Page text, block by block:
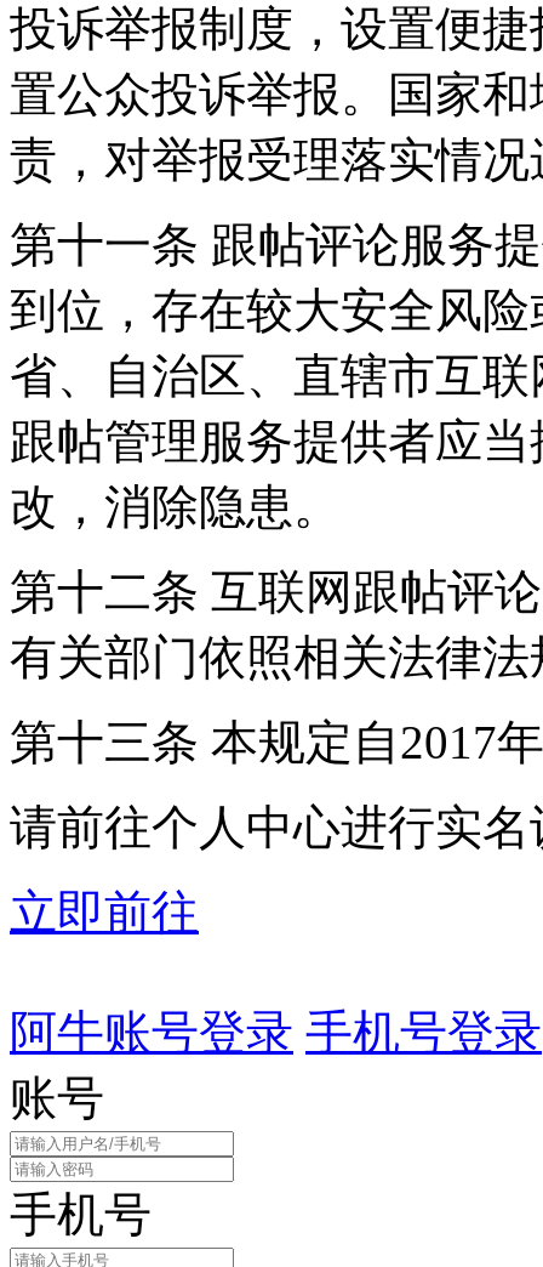
投诉举报制度，设置便
置公众投诉举报。国家
责，对举报受理落实情
第十一条 跟帖评论服务
到位，存在较大安全风
省、自治区、直辖市互
跟帖管理服务提供者应
改，消除隐患。
第十二条 互联网跟帖评
有关部门依照相关法律
第十三条 本规定自2017
请前往个人中心进行实名
立即前往
阿牛账号登录 手机号登录
账号
手机号